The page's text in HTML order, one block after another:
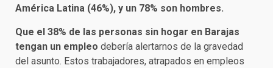
América Latina (46%), y un 78% son hombres.
Que el 38% de las personas sin hogar en Barajas
tengan un empleo debería alertarnos de la gravedad
del asunto. Estos trabajadores, atrapados en empleos